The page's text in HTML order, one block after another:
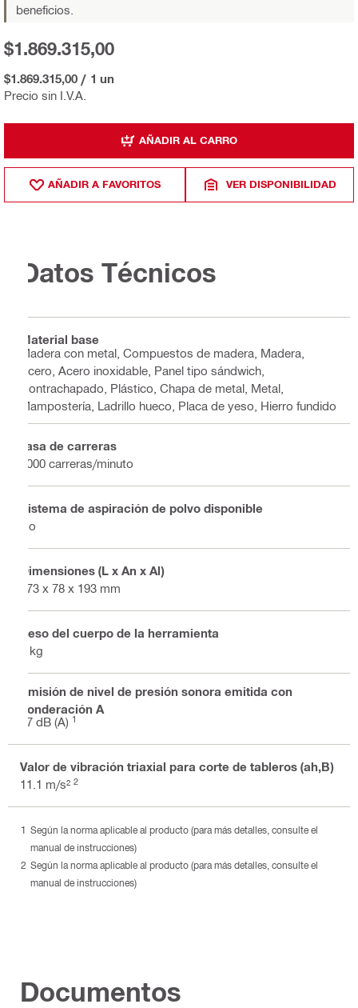
beneficios.
Precio sin I.V.A.
$1.869.315,00
$1.869.315,00 / 1 un
AÑADIR AL CARRO
AÑADIR A FAVORITOS VER DISPONIBILIDAD
Datos Técnicos
Material base
Madera con metal, Compuestos de madera, Madera,
Acero, Acero inoxidable, Panel tipo sándwich,
Contrachapado, Plástico, Chapa de metal, Metal,
Mampostería, Ladrillo hueco, Placa de yeso, Hierro fundido
Tasa de carreras
3000 carreras/minuto
Sistema de aspiración de polvo disponible
No
Dimensiones (L x An x Al)
373 x 78 x 193 mm
Peso del cuerpo de la herramienta
2 kg
Emisión de nivel de presión sonora emitida con
ponderación A
87 dB (A) 1
Valor de vibración triaxial para corte de tableros (ah,B)
11.1 m/s² 2
Según la norma aplicable al producto (para más detalles, consulte el
manual de instrucciones)
Según la norma aplicable al producto (para más detalles, consulte el
manual de instrucciones)
Documentos